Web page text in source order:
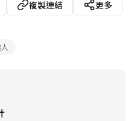
複製連結
更多